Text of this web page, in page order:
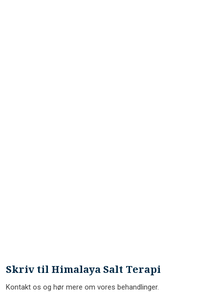
​Skriv til Himalaya Salt Terapi
Kontakt os og hør mere om vores behandlinger.